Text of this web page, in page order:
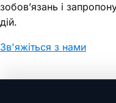
зобов’язань і
дій.
Зв'яжіться з нами